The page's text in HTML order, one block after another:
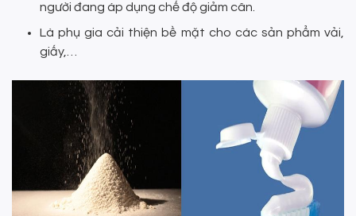
người đang áp dụng chế độ giảm cân.
Là phụ gia cải thiện bề mặt cho các sản phẩm vải,
giấy,…